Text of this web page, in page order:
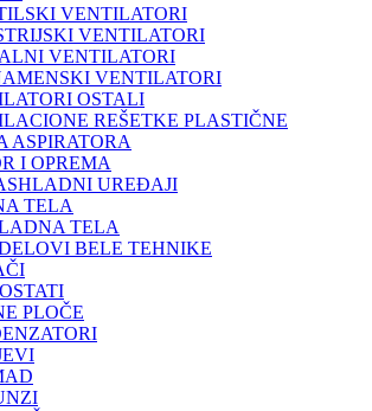
VENTILATORI
VENTILATORI
VENTILATORI
VENTILATORI
OSTALI
REŠETKE PLASTIČNE
ASPIRATORA
I OPREMA
UREĐAJI
TELA
TELA
BELE TEHNIKE
PLOČE